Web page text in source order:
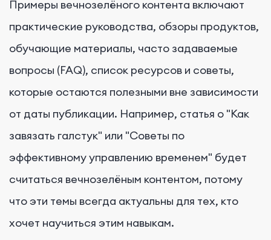
Примеры вечнозелёного контента включают
практические руководства, обзоры продуктов,
обучающие материалы, часто задаваемые
вопросы (FAQ), список ресурсов и советы,
которые остаются полезными вне зависимости
от даты публикации. Например, статья о "Как
завязать галстук" или "Советы по
эффективному управлению временем" будет
считаться вечнозелёным контентом, потому
что эти темы всегда актуальны для тех, кто
хочет научиться этим навыкам.